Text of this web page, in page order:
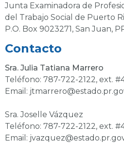
Junta Examinadora de
del Trabajo Social de Puerto
P.O. Box 9023271, San Juan,
Contacto
Sra. Julia Tatiana Marrero
Teléfono: 787-722-2122, ext.
Email:
Sra. Joselle Vázquez
Teléfono: 787-722-2122, ext.
Email: